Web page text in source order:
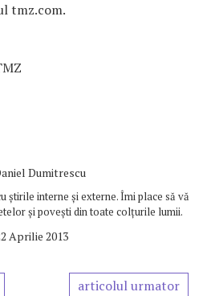
tmz.com.
Dumitrescu
știrile interne și externe. Îmi place să vă
și povești din toate colțurile lumii.
Aprilie 2013
articolul urmator